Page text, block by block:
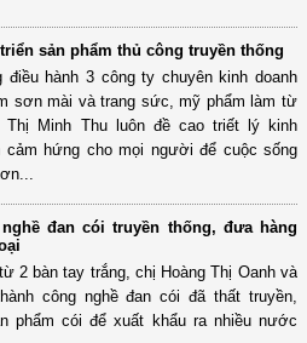
sản phẩm thủ công truyền thống
điều hành 3 công ty chuyên kinh doanh
sơn mài và trang sức, mỹ phẩm làm từ
Thị Minh Thu luôn đề cao triết lý kinh
cảm hứng cho mọi người để cuộc sống
đan cói truyền thống, đưa hàng
2 bàn tay trắng, chị Hoàng Thị Oanh và
công nghề đan cói đã thất truyền,
phẩm cói để xuất khẩu ra nhiều nước